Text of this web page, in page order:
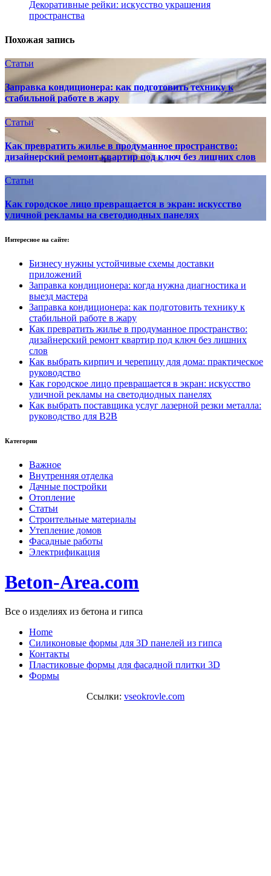
Декоративные рейки: искусство украшения
пространства
Похожая запись
Статьи
Заправка кондиционера: как подготовить технику к
стабильной работе в жару
Статьи
Как превратить жилье в продуманное пространство:
дизайнерский ремонт квартир под ключ без лишних слов
Статьи
Как городское лицо превращается в экран: искусство
уличной рекламы на светодиодных панелях
Интересное на сайте:
Бизнесу нужны устойчивые схемы доставки
приложений
Заправка кондиционера: когда нужна диагностика и
выезд мастера
Заправка кондиционера: как подготовить технику к
стабильной работе в жару
Как превратить жилье в продуманное пространство:
дизайнерский ремонт квартир под ключ без лишних
слов
Как выбрать кирпич и черепицу для дома: практическое
руководство
Как городское лицо превращается в экран: искусство
уличной рекламы на светодиодных панелях
Как выбрать поставщика услуг лазерной резки металла:
руководство для B2B
Категории
Важное
Внутренняя отделка
Дачные постройки
Отопление
Статьи
Строительные материалы
Утепление домов
Фасадные работы
Электрификация
Beton-Area.com
Все о изделиях из бетона и гипса
Home
Cиликоновые формы для 3D панелей из гипса
Контакты
Пластиковые формы для фасадной плитки 3D
Формы
Ссылки: vseokrovle.com